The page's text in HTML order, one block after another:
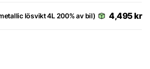
lösvikt 4L 200% av bil) 4,495 kr